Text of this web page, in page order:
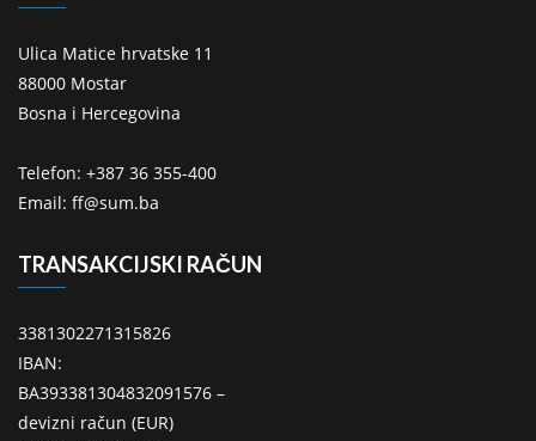
Ulica Matice hrvatske 11
88000 Mostar
Bosna i Hercegovina
Telefon: +387 36 355-400
Email: ff@sum.ba
TRANSAKCIJSKI RAČUN
3381302271315826
IBAN:
BA393381304832091576 –
devizni račun (EUR)